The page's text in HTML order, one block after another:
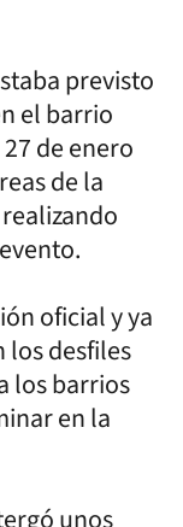
previsto
el barrio
de enero
de la
oficial y ya
los desfiles
los barrios
en la